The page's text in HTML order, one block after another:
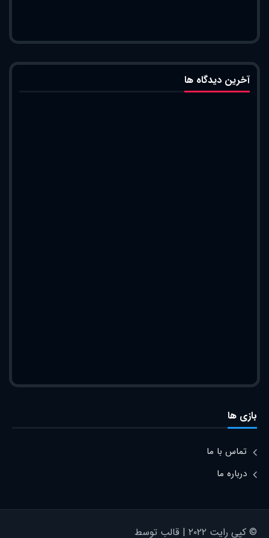
آخرین دیدگاه ها
بازی ها
تماس با ما
درباره ما
© کپی رایت ۲۰۲۲ | قالب توسط